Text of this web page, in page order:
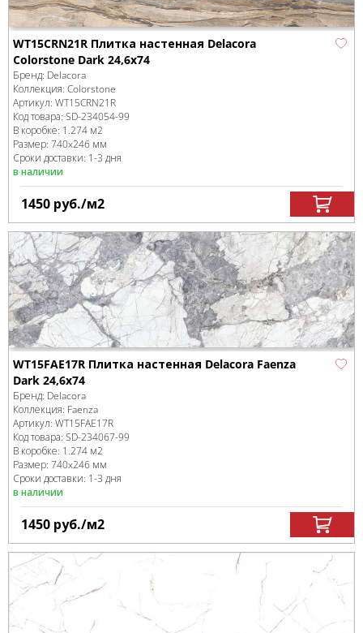
WT15CRN21R Плитка настенная Delacora
Сolorstone Dark 24,6x74
Бренд: Delacora
Коллекция: Colorstone
Артикул: WT15CRN21R
Код товара: SD-234054-99
В коробке: 1.274 м2
Размер: 740x246 мм
Сроки доставки: 1-3 дня
в наличии
1450 руб./м2
WT15FAE17R Плитка настенная Delacora Faenza
Dark 24,6x74
Бренд: Delacora
Коллекция: Faenza
Артикул: WT15FAE17R
Код товара: SD-234067-99
В коробке: 1.274 м2
Размер: 740x246 мм
Сроки доставки: 1-3 дня
в наличии
1450 руб./м2